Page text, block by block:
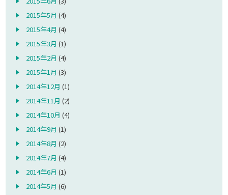
2015年5月 (4)
2015年4月 (4)
2015年3月 (1)
2015年2月 (4)
2015年1月 (3)
2014年12月 (1)
2014年11月 (2)
2014年10月 (4)
2014年9月 (1)
2014年8月 (2)
2014年7月 (4)
2014年6月 (1)
2014年5月 (6)